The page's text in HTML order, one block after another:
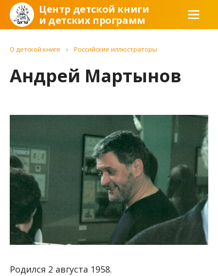
Центр детской книги
и детских программ
О детской книге Российские иллюстраторы
Андрей Мартынов
Родился 2 августа 1958.